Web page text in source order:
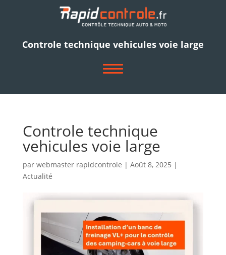
Controle technique vehicules voie large
VÉHICULES CONTRÔLÉS
NOUS RECRUTONS
Controle technique
vehicules voie large
par webmaster rapidcontrole | Août 8, 2025 |
Actualité